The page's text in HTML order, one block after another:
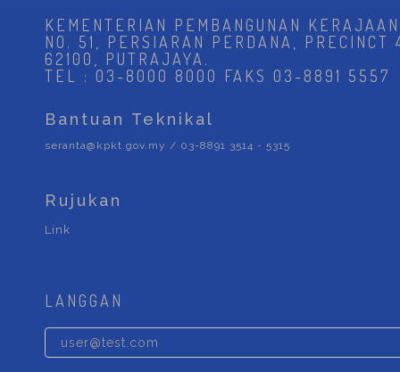
KEMENTERIAN PEMBANGUNAN
NO. 51, PERSIARAN PERDANA, PRECINCT
62100, PUTRAJAYA.
TEL : 03-8000 8000 FAKS 03-8891 5557
Bantuan Teknikal
seranta@kpkt.gov.my / 03-8891 3514 - 5315
Rujukan
Link
LANGGAN